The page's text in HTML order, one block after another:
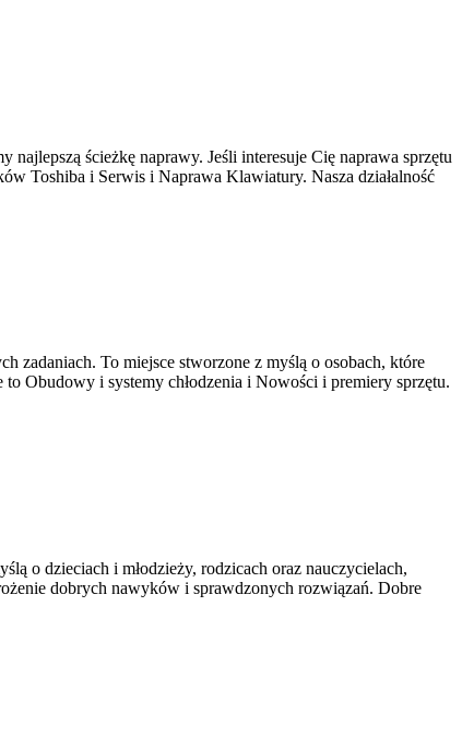
ścieżkę naprawy. Jeśli interesuje Cię naprawa sprzętu
Toshiba i Serwis i Naprawa Klawiatury. Nasza działalność
zadaniach. To miejsce stworzone z myślą o osobach, które
Obudowy i systemy chłodzenia i Nowości i premiery sprzętu.
o dzieciach i młodzieży, rodzicach oraz nauczycielach,
dobrych nawyków i sprawdzonych rozwiązań. Dobre